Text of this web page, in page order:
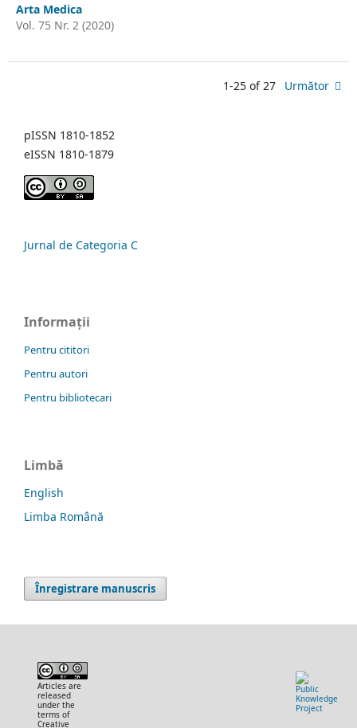
Arta Medica
Vol. 75 Nr. 2 (2020)
1-25 of 27 Următor
pISSN 1810-1852
eISSN 1810-1879
Jurnal de Categoria C
Informații
Pentru cititori
Pentru autori
Pentru bibliotecari
Limbă
English
Limba Română
Înregistrare manuscris
Articles are
released
under the
terms of
Creative